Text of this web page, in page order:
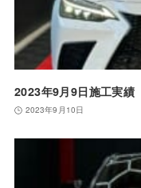
2023年9月9日施工実績
2023年9月10日